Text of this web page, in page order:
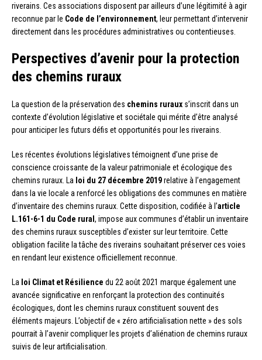
riverains. Ces associations disposent par ailleurs d’une légitimité à agir
reconnue par le Code de l’environnement, leur permettant d’intervenir
directement dans les procédures administratives ou contentieuses.
Perspectives d’avenir pour la protection
des chemins ruraux
La question de la préservation des chemins ruraux s’inscrit dans un
contexte d’évolution législative et sociétale qui mérite d’être analysé
pour anticiper les futurs défis et opportunités pour les riverains.
Les récentes évolutions législatives témoignent d’une prise de
conscience croissante de la valeur patrimoniale et écologique des
chemins ruraux. La loi du 27 décembre 2019relative à l’engagement
dans la vie locale a renforcé les obligations des communes en matière
d’inventaire des chemins ruraux. Cette disposition, codifiée à l’article
L.161-6-1 du Code rural , impose aux communes d’établir un inventaire
des chemins ruraux susceptibles d’exister sur leur territoire. Cette
obligation facilite la tâche des riverains souhaitant préserver ces voies
en rendant leur existence officiellement reconnue.
La loi Climat et Résilience du 22 août 2021 marque également une
avancée significative en renforçant la protection des continuités
écologiques, dont les chemins ruraux constituent souvent des
éléments majeurs. L’objectif de « zéro artificialisation nette » des sols
pourrait à l’avenir compliquer les projets d’aliénation de chemins ruraux
suivis de leur artificialisation.